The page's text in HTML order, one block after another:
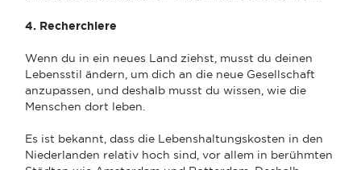
4. Recherchiere
Wenn du in ein neues Land ziehst, musst du deinen
Lebensstil ändern, um dich an die neue Gesellschaft
anzupassen, und deshalb musst du wissen, wie die
Menschen dort leben.
Es ist bekannt, dass die Lebenshaltungskosten in den
Niederlanden relativ hoch sind, vor allem in berühmten